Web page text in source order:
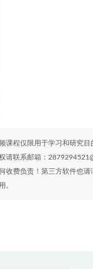
课程仅限用于学习和研究
请联系邮箱：
收费负责！第三方软件也
。